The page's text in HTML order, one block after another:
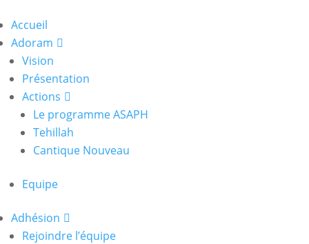
Accueil
Adoram
Vision
Présentation
Actions
Le programme ASAPH
Tehillah
Cantique Nouveau
Equipe
Adhésion
Rejoindre l’équipe